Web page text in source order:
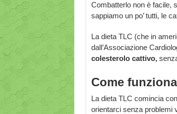
Combatterlo non è facile,
sappiamo un po’ tutti, le
La dieta TLC (che in
dall’Associazione
colesterolo cattivo,
Come
La dieta TLC comincia
orientarci senza problemi